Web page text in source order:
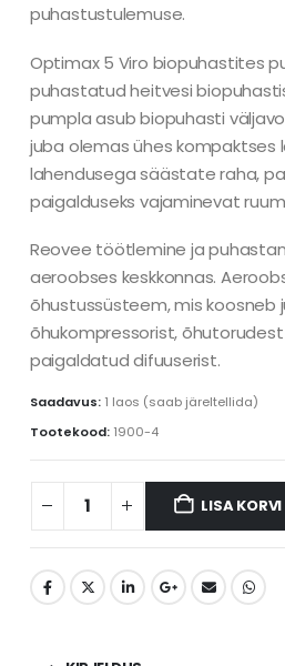
puhastustulemuse.
Optimax 5 Viro biopuhastites
puhastatud heitvesi
pumpla asub biopuhasti
juba olemas ühes kompaktses
lahendusega säästate raha,
paigalduseks vajaminevat
Reovee töötlemine ja
aeroobses keskkonnas.
õhustussüsteem, mis koosneb
õhukompressorist,
paigaldatud difuuserist.
Saadavus: 1 laos (saab järeltellida)
Tootekood: 1900-4
LISA KORVI